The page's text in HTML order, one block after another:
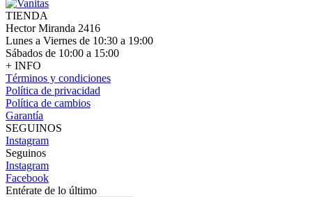
TIENDA
Hector Miranda 2416
Lunes a Viernes de 10:30 a 19:00
Sábados de 10:00 a 15:00
+ INFO
Términos y condiciones
Política de privacidad
Política de cambios
Garantía
SEGUINOS
Instagram
Seguinos
Instagram
Facebook
Entérate de lo último